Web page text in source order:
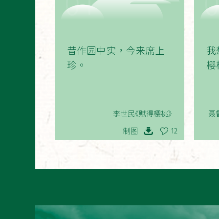
昔作园中实，今来席上
珍。
李世民《赋得樱桃》
制图 12
我
樱
聂